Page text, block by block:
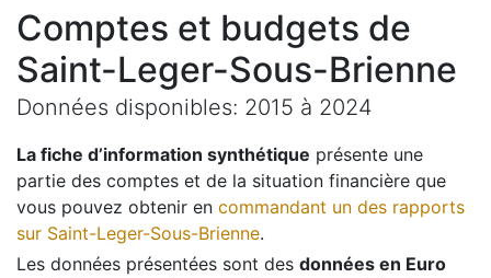
Comptes et budgets de
Saint-Leger-Sous-Brienne
Données disponibles: 2015 à 2024
La fiche d’information synthétique présente une
partie des comptes et de la situation financière que
vous pouvez obtenir en commandant un des rapports
sur Saint-Leger-Sous-Brienne.
Les données présentées sont des données en Euro